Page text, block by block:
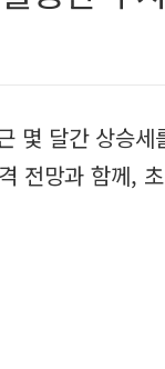
몇 달간 상승세
전망과 함께,